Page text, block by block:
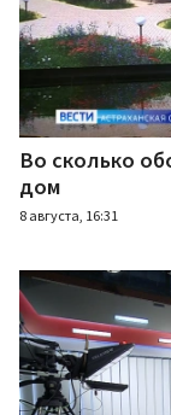
Во сколько
дом
8 августа, 16:31